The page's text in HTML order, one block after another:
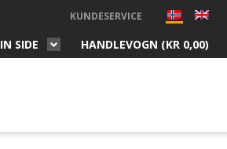
KUNDESERVICE
SIDE HANDLEVOGN (KR 0,00)